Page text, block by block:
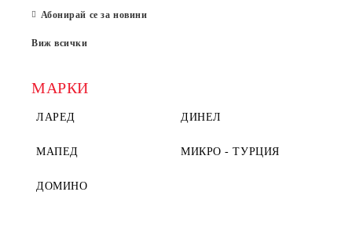
Абонирай се за новини
Виж всички
МАРКИ
ЛАРЕД ДИНЕЛ
МАПЕД МИКРО - ТУРЦИЯ
ДОМИНО